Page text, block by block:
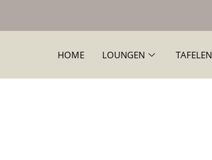
HOME LOUNGEN TAFELEN